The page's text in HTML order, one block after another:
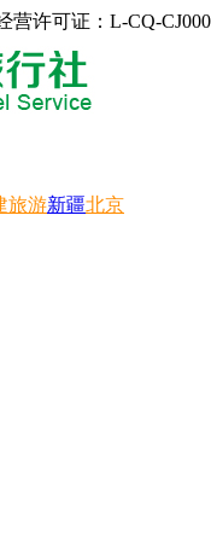
许可证：L-CQ-
旅游新疆北京